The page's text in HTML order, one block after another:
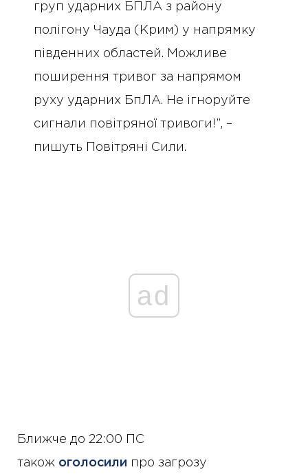
груп ударних БПЛА з району
полігону Чауда (Крим) у напрямку
південних областей. Можливе
поширення тривог за напрямом
руху ударних БпЛА. Не ігноруйте
сигнали повітряної тривоги!”, –
пишуть Повітряні Сили.
ad
Ближче до 22:00 ПС
також оголосили про загрозу